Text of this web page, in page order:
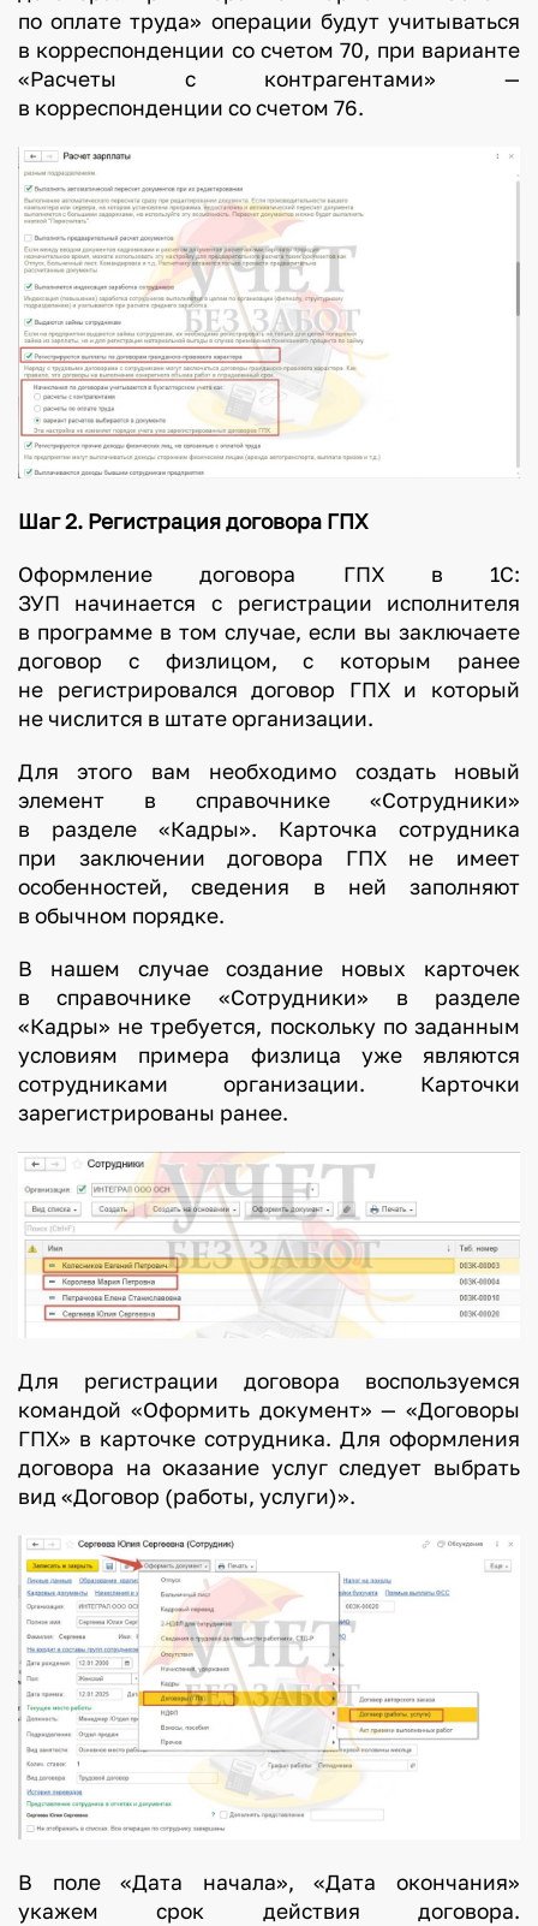
по оплате труда» операции будут учитываться
в корреспонденции со счетом 70, при варианте
«Расчеты с контрагентами» —
в корреспонденции со счетом 76.
Шаг 2. Регистрация договора ГПХ
Оформление договора ГПХ в 1С:
ЗУП начинается с регистрации исполнителя
в программе в том случае, если вы заключаете
договор с физлицом, с которым ранее
не регистрировался договор ГПХ и который
не числится в штате организации.
Для этого вам необходимо создать новый
элемент в справочнике «Сотрудники»
в разделе «Кадры». Карточка сотрудника
при заключении договора ГПХ не имеет
особенностей, сведения в ней заполняют
в обычном порядке.
В нашем случае создание новых карточек
в справочнике «Сотрудники» в разделе
«Кадры» не требуется, поскольку по заданным
условиям примера физлица уже являются
сотрудниками организации. Карточки
зарегистрированы ранее.
Для регистрации договора воспользуемся
командой «Оформить документ» — «Договоры
ГПХ» в карточке сотрудника. Для оформления
договора на оказание услуг следует выбрать
вид «Договор (работы, услуги)».
В поле «Дата начала», «Дата окончания»
укажем срок действия договора.